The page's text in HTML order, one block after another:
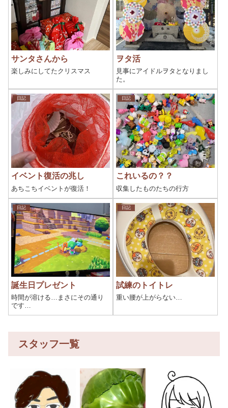
サンタさんから
楽しみにしてたクリスマス
ヲタ活
見事にアイドルヲタとなりまし
た。
日記
イベント復活の兆し
あちこちイベントが復活！
日記
これいるの？？
収集したものたちの行方
日記
誕生日プレゼント
時間が溶ける…まさにその通り
です…
日記
試練のトイトレ
重い腰が上がらない…
スタッフ一覧